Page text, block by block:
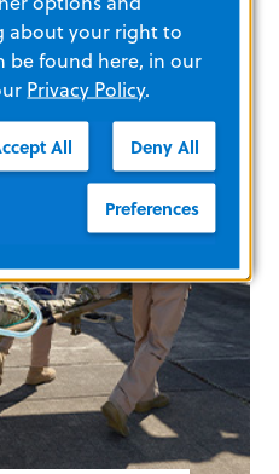
瞭解更多
about your right to
be found here, in our
Privacy Policy.
All Deny All
Preferences